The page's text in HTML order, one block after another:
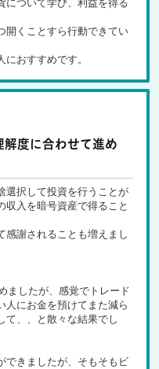
について学び、利益を得る
開くことすら行動できてい
おすすめです。
度に合わせて進め
選択して投資を行うことが
収入を暗号資産で得ること
感謝されることも増えまし
ましたが、感覚でトレード
人にお金を預けてまた減ら
て、、と散々な結果でし
できましたが、そもそもビ